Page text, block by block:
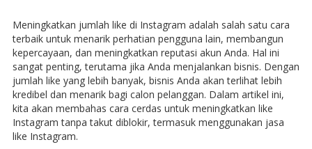
Meningkatkan jumlah like di Instagram adalah salah satu cara
terbaik untuk menarik perhatian pengguna lain, membangun
kepercayaan, dan meningkatkan reputasi akun Anda. Hal ini
sangat penting, terutama jika Anda menjalankan bisnis. Dengan
jumlah like yang lebih banyak, bisnis Anda akan terlihat lebih
kredibel dan menarik bagi calon pelanggan. Dalam artikel ini,
kita akan membahas cara cerdas untuk meningkatkan like
Instagram tanpa takut diblokir, termasuk menggunakan jasa
like Instagram.